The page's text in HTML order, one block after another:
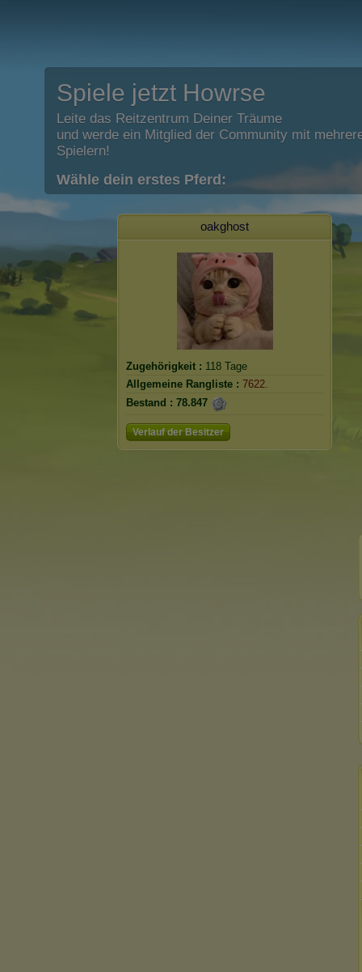
Spiele jetzt Howrse
Leite das Reitzentrum Deiner Träume
und werde ein Mitglied der Community mit
Spielern!
Wähle dein erstes Pferd:
oakghost
Zugehörigkeit : 118 Tage
Allgemeine Rangliste : 7622.
Bestand : 78.847
Verlauf der Besitzer